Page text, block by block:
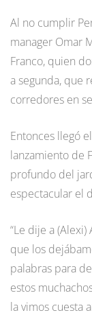
Al no cumplir
manager Omar
Franco, quien
a segunda, que
corredores en
Entonces llegó
lanzamiento de
profundo del
espectacular el
“Le dije a
que los
palabras para
estos
la vimos cuesta